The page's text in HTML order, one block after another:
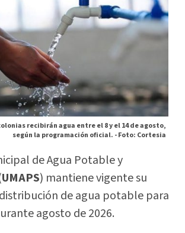
recibirán agua entre el 8 y el 14 de agosto,
según la programación oficial. -Foto: Cortesia
de Agua Potable y
UMAPS) mantiene vigente su
de agua potable para
agosto de 2026.